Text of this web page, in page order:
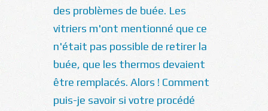
des problèmes de buée. Les
vitriers m'ont mentionné que ce
n'était pas possible de retirer la
buée, que les thermos devaient
être remplacés. Alors ! Comment
puis-je savoir si votre procédé